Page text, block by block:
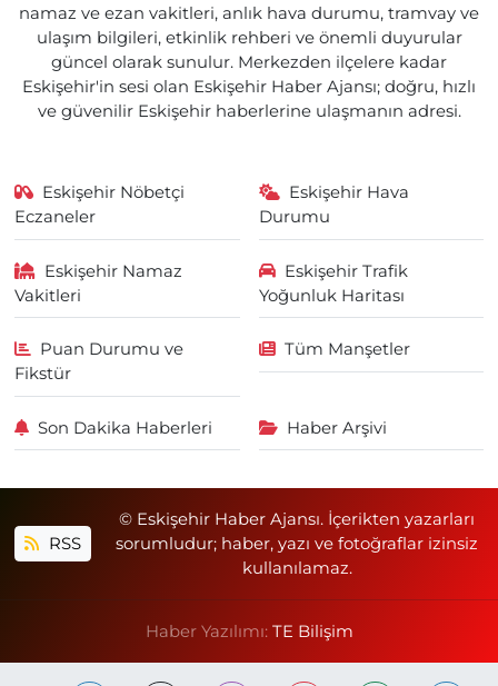
namaz ve ezan vakitleri, anlık hava durumu, tramvay ve
ulaşım bilgileri, etkinlik rehberi ve önemli duyurular
güncel olarak sunulur. Merkezden ilçelere kadar
Eskişehir'in sesi olan Eskişehir Haber Ajansı; doğru, hızlı
ve güvenilir Eskişehir haberlerine ulaşmanın adresi.
Eskişehir Nöbetçi
Eczaneler
Eskişehir Hava
Durumu
Eskişehir Namaz
Vakitleri
Eskişehir Trafik
Yoğunluk Haritası
Puan Durumu ve
Fikstür
Tüm Manşetler
Son Dakika Haberleri Haber Arşivi
RSS
© Eskişehir Haber Ajansı. İçerikten yazarları
sorumludur; haber, yazı ve fotoğraflar izinsiz
kullanılamaz.
Haber Yazılımı: TE Bilişim